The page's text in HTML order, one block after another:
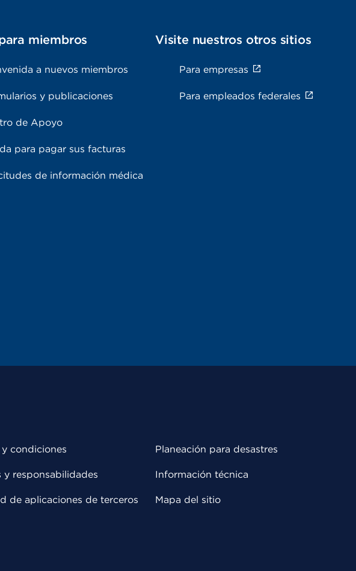
miembros
a nuevos miembros
y publicaciones
de Apoyo
para pagar sus facturas
de información médica
Visite nuestros otros sitios
Para empresas
Para empleados federales
y condiciones
y responsabilidades
de aplicaciones de terceros
Planeación para desastres
Información técnica
Mapa del sitio